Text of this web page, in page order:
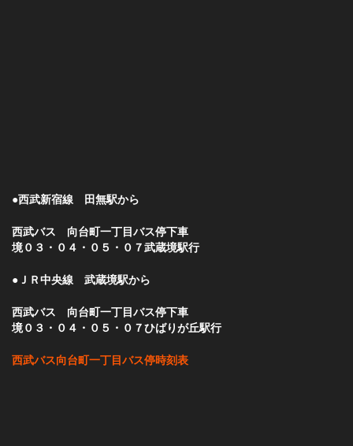
●西武新宿線 田無駅から
西武バス 向台町一丁目バス停下車
境０３・０４・０５・０７武蔵境駅行
●ＪＲ中央線 武蔵境駅から
西武バス 向台町一丁目バス停下車
境０３・０４・０５・０７ひばりが丘駅行
西武バス向台町一丁目バス停時刻表